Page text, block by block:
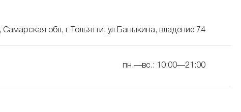
Самарская обл, г Тольятти, ул Баныкина, владение 74
пн.—вс.: 10:00—21:00